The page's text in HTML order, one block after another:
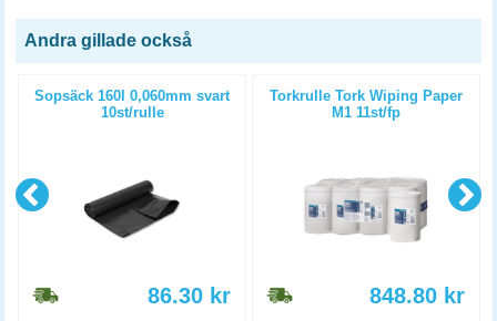
Andra gillade också
Sopsäck 160l 0,060mm svart
10st/rulle
86.30 kr
Torkrulle Tork Wiping Paper
M1 11st/fp
848.80 kr